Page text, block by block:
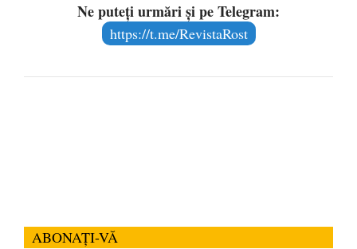
Ne puteți urmări și pe Telegram:
https://t.me/RevistaRost
ABONAȚI-VĂ